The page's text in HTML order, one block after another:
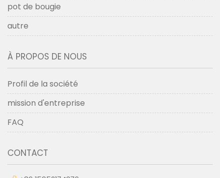
pot de bougie
autre
À PROPOS DE NOUS
Profil de la société
mission d'entreprise
FAQ
CONTACT